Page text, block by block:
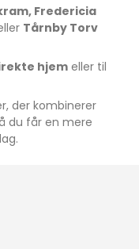
Fredericia
Tårnby Torv
hjemeller til
der kombinerer
du får en mere